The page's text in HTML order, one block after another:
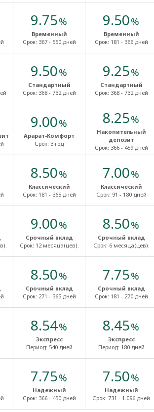
9.75%
Временный
Срок: 367 - 550 дней
9.50%
Временный
Срок: 181 - 366 дней
9.50%
Стандартный
Срок: 368 - 732 дней
9.25%
Стандартный
Срок: 368 - 732 дней
9.00%
Арарат-Комфорт
Срок: 3 год
8.25%
Накопительный
депозит
Срок: 366 - 459 дней
8.50%
Классический
Срок: 181 - 365 дней
7.00%
Классический
Срок: 91 - 180 дней
9.00%
Срочный вклад
Срок: 12 месяца(цев).
8.50%
Срочный вклад
Срок: 6 месяца(цев).
8.50%
Срочный вклад
Срок: 271 - 365 дней
7.75%
Срочный вклад
Срок: 181 - 270 дней
8.54%
Экспресс
Период: 540 дней
8.45%
Экспресс
Период: 180 дней
7.75%
Надежный
Срок: 366 - 450 дней
7.50%
Надежный
Срок: 731 - 1.096 дней